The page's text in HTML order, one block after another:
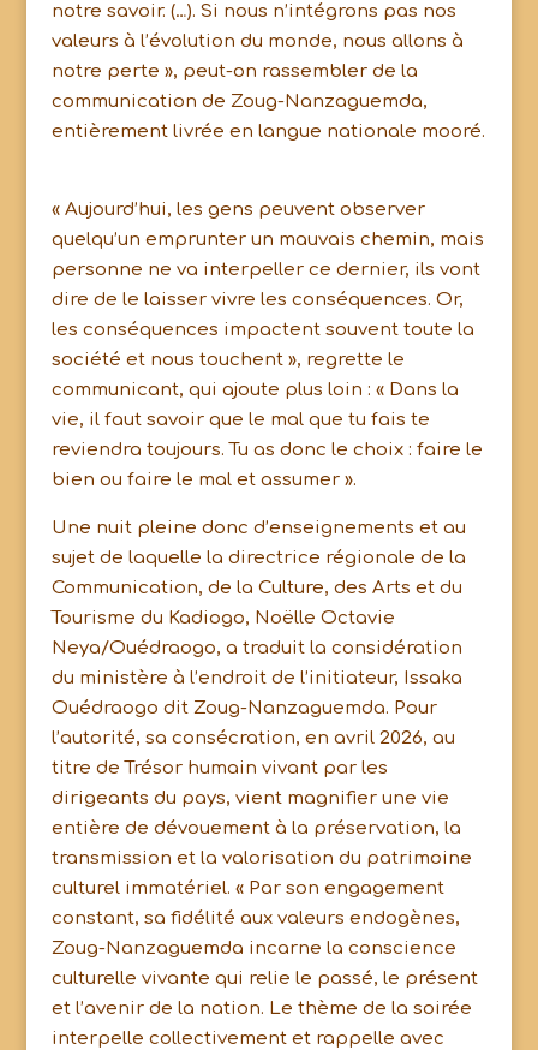
notre savoir. (…). Si nous n’intégrons pas nos
valeurs à l’évolution du monde, nous allons à
notre perte », peut-on rassembler de la
communication de Zoug-Nanzaguemda,
entièrement livrée en langue nationale mooré.
« Aujourd’hui, les gens peuvent observer
quelqu’un emprunter un mauvais chemin, mais
personne ne va interpeller ce dernier, ils vont
dire de le laisser vivre les conséquences. Or,
les conséquences impactent souvent toute la
société et nous touchent », regrette le
communicant, qui ajoute plus loin : « Dans la
vie, il faut savoir que le mal que tu fais te
reviendra toujours. Tu as donc le choix : faire le
bien ou faire le mal et assumer ».
Une nuit pleine donc d’enseignements et au
sujet de laquelle la directrice régionale de la
Communication, de la Culture, des Arts et du
Tourisme du Kadiogo, Noëlle Octavie
Neya/Ouédraogo, a traduit la considération
du ministère à l’endroit de l’initiateur, Issaka
Ouédraogo dit Zoug-Nanzaguemda. Pour
l’autorité, sa consécration, en avril 2026, au
titre de Trésor humain vivant par les
dirigeants du pays, vient magnifier une vie
entière de dévouement à la préservation, la
transmission et la valorisation du patrimoine
culturel immatériel. « Par son engagement
constant, sa fidélité aux valeurs endogènes,
Zoug-Nanzaguemda incarne la conscience
culturelle vivante qui relie le passé, le présent
et l’avenir de la nation. Le thème de la soirée
interpelle collectivement et rappelle avec